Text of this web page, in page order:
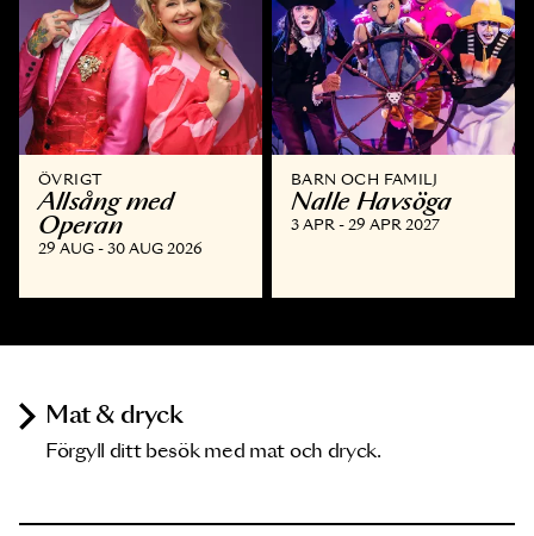
ÖVRIGT
Allsång med
Operan
29 AUG - 30 AUG 2026
BARN OCH FAMILJ
Nalle Havsöga
3 APR - 29 APR 2027
Mat & dryck
Förgyll ditt besök med mat och dryck.